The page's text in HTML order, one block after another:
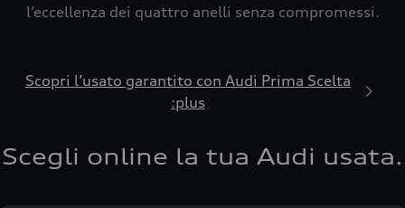
l’eccellenza dei quattro anelli senza compromessi.
Scopri l’usato garantito con Audi Prima Scelta
:plus
Scegli online la tua Audi usata.